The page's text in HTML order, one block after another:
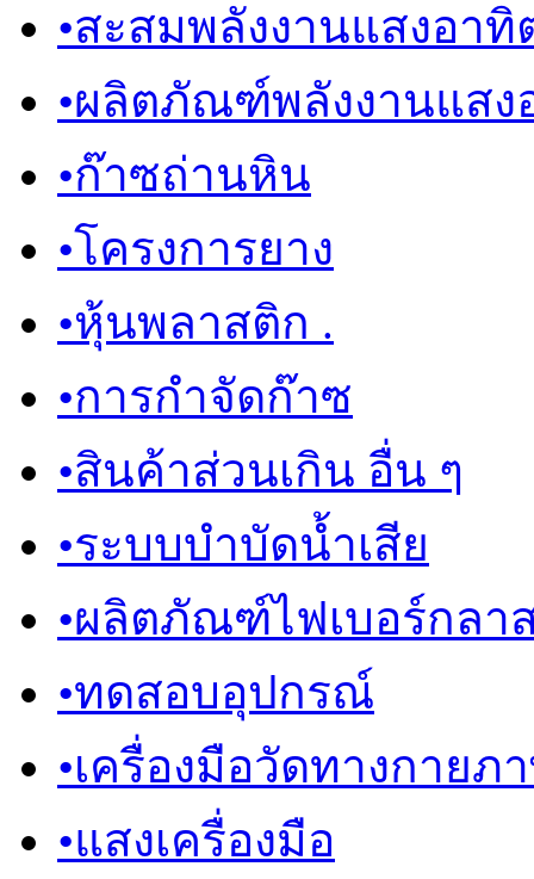
•สะสมพลังงานแสงอาทิ
•ผลิตภัณฑ์พลังงานแสง
•ก๊าซถ่านหิน
•โครงการยาง
•หุ้นพลาสติก .
•การกำจัดก๊าซ
•สินค้าส่วนเกิน อื่น ๆ
•ระบบบำบัดน้ำเสีย
•ผลิตภัณฑ์ไฟเบอร์กลา
•ทดสอบอุปกรณ์
•เครื่องมือวัดทางกายภ
•แสงเครื่องมือ